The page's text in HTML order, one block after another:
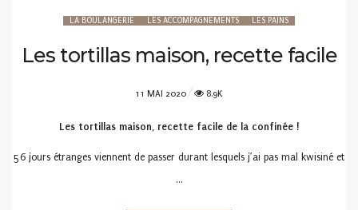
LA BOULANGERIE LES ACCOMPAGNEMENTS LES PAINS
Les tortillas maison, recette facile
POSTED
11 MAI 2020 8.9K
Les tortillas maison, recette facile de la confinée !
56 jours étranges viennent de passer durant lesquels j’ai pas mal kwisiné et
…